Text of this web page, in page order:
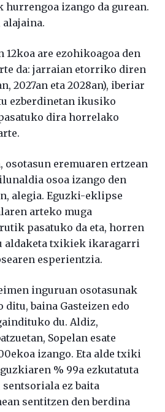
hurrengoa izango da gurean.
alajaina.
12koa are ezohikoagoa den
da: jarraian etorriko diren
2027an eta 2028an), iberiar
ezberdinetan ikusiko
dira horrelako
osotasun eremuaren ertzean
osoa izango den
alegia. Eguzki-eklipse
arteko muga
pasatuko da eta, horren
aldaketa txikiek ikaragarri
esperientzia.
inguruan osotasunak
ditu, baina Gasteizen edo
du. Aldiz,
Sopelan esate
izango. Eta alde txiki
% 99a ezkutatuta
ez baita
sentitzen den berdina